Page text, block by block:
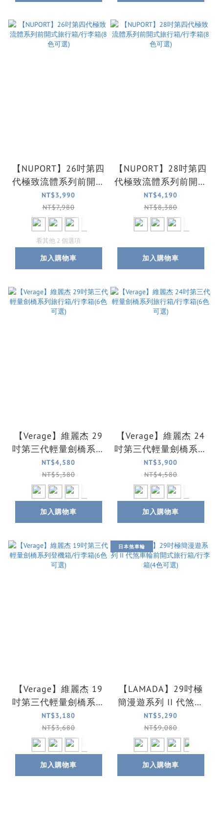
【NUPORT】26吋第四
代極致流體系列前開式
旅行箱/行李箱(8色可
選)
NT$3,990
NT$7,980
看其他 2 個選項
加入購物車
【NUPORT】28吋第四
代極致流體系列前開式
旅行箱/行李箱(8色可
選)
NT$4,190
NT$8,380
加入購物車
【Verage】維麗杰 29
吋第三代輕量劍橋系列
旅行箱/行李箱(6色可
選)
NT$4,580
NT$5,380
加入購物車
【Verage】維麗杰 24
吋第三代輕量劍橋系列
旅行箱/行李箱(6色可
選)
NT$3,900
NT$4,580
加入購物車
【Verage】維麗杰 19
吋第三代輕量劍橋系列
登機箱/行李箱(6色可
選)
NT$3,180
NT$3,680
加入購物車
日本煞車輪
【LAMADA】29吋極
簡漫遊系列 II 代煞車
輪前開式旅行箱/行李
箱(4色可選)
NT$5,290
NT$9,080
加入購物車